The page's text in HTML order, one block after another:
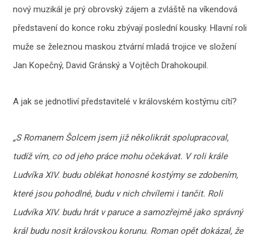
nový muzikál je prý obrovský zájem a zvláště na víkendová
představení do konce roku zbývají poslední kousky. Hlavní roli
muže se železnou maskou ztvární mladá trojice ve složení
Jan Kopečný, David Gránský a Vojtěch Drahokoupil.
A jak se jednotliví představitelé v královském kostýmu cítí?
„S Romanem Šolcem jsem již několikrát spolupracoval,
tudíž vím, co od jeho práce mohu očekávat. V roli krále
Ludvíka XIV. budu oblékat honosné kostýmy se zdobením,
které jsou pohodlné, budu v nich chvílemi i tančit. Roli
Ludvíka XIV. budu hrát v paruce a samozřejmě jako správný
král budu nosit královskou korunu. Roman opět dokázal, že